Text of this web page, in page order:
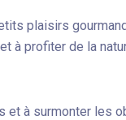
plaisirs
à profiter de la
et à surmonter les